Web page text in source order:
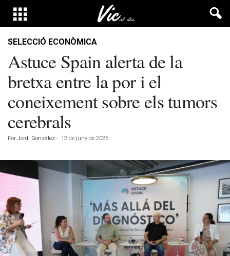
SELECCIÓ ECONÒMICA
Astuce Spain alerta de la
bretxa entre la por i el
coneixement sobre els tumors
cerebrals
Por Jordi González - 12 de juny de 2026